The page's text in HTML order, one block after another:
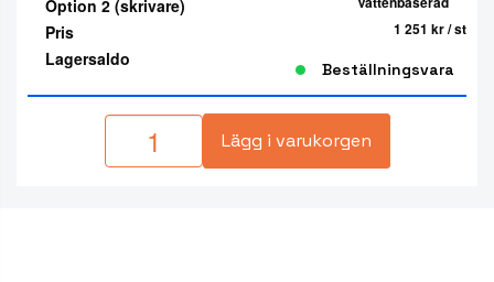
Option 2 (skrivare)
Pris 1 251 kr/ st
Lagersaldo Beställningsvara
Lägg i varukorgen